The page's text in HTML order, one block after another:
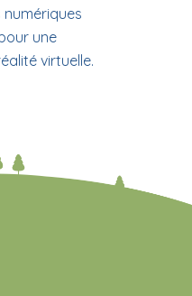
une
virtuelle.